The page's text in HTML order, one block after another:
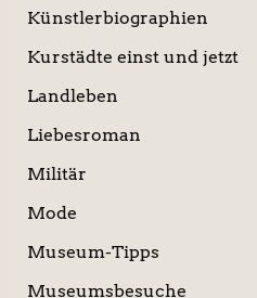
Künstlerbiographien
Kurstädte einst und jetzt
Landleben
Liebesroman
Militär
Mode
Museum-Tipps
Museumsbesuche